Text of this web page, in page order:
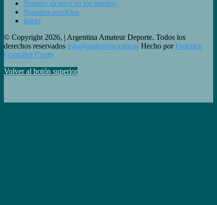
Nuestro alcance en los medios
Nuestros servicios
Inicio
© Copyright 2026, | Argentina Amateur Deporte. Todos los
derechos reservados info@aadeporte.com.ar Hecho por Federico
González Cueto
Volver al botón superior